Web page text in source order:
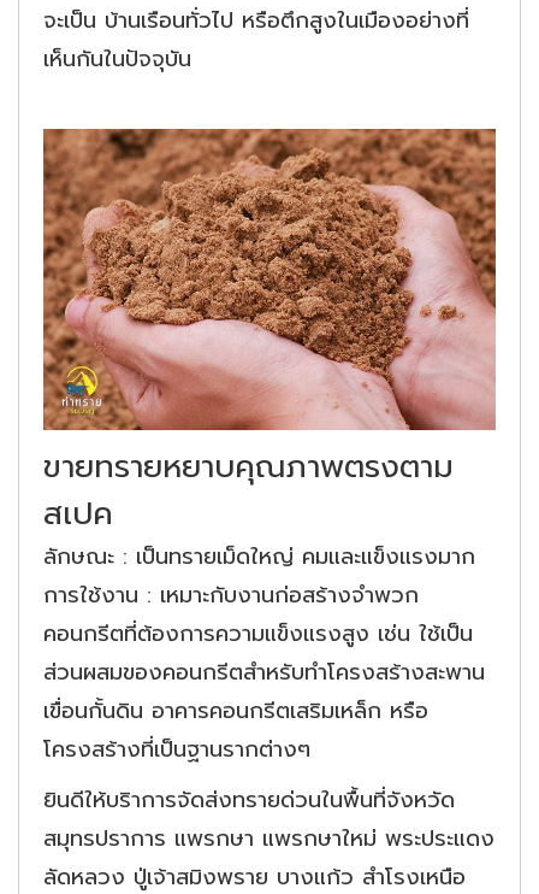
จะเป็น บ้านเรือนทั่วไป หรือตึกสูงในเมืองอย่างที่
เห็นกันในปัจจุบัน
ขายทรายหยาบคุณภาพตรงตาม
สเปค
ลักษณะ : เป็นทรายเม็ดใหญ่ คมและแข็งแรงมาก
การใช้งาน : เหมาะกับงานก่อสร้างจำพวก
คอนกรีตที่ต้องการความแข็งแรงสูง เช่น ใช้เป็น
ส่วนผสมของคอนกรีตสำหรับทำโครงสร้างสะพาน
เขื่อนกั้นดิน อาคารคอนกรีตเสริมเหล็ก หรือ
โครงสร้างที่เป็นฐานรากต่างๆ
ยินดีให้บริาการจัดส่งทรายด่วนในพื้นที่จังหวัด
สมุทรปราการ แพรกษา แพรกษาใหม่ พระประแดง
ลัดหลวง ปู่เจ้าสมิงพราย บางแก้ว สำโรงเหนือ